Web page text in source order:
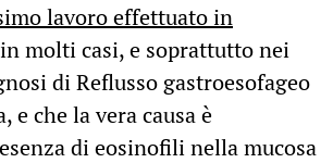
lavoro effettuato in
molti casi, e soprattutto nei
di Reflusso gastroesofageo
e che la vera causa è
di eosinofili nella mucosa